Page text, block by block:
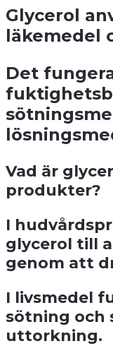
Glycerol
läkemedel
Det
Vad är
produkter?
I
glycerol till
genom att
I livsmedel
sötning och
uttorkning.